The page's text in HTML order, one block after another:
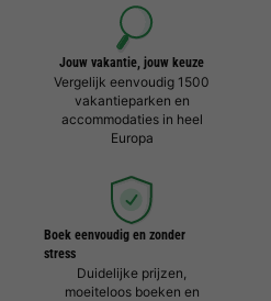
Jouw vakantie, jouw keuze
Vergelijk eenvoudig 1500
vakantieparken en
accommodaties in heel
Europa
Boek eenvoudig en zonder
stress
Duidelijke prijzen,
moeiteloos boeken en